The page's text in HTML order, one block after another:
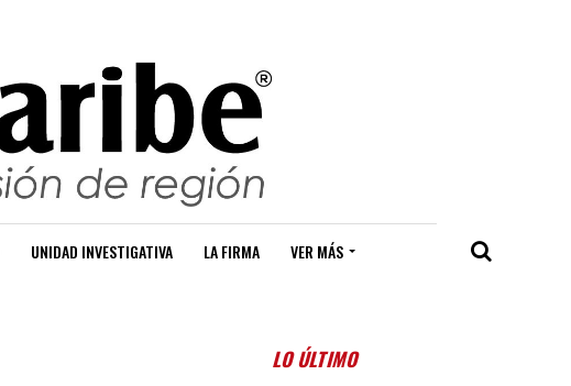
UNIDAD INVESTIGATIVA LA FIRMA VER MÁS
LO ÚLTIMO